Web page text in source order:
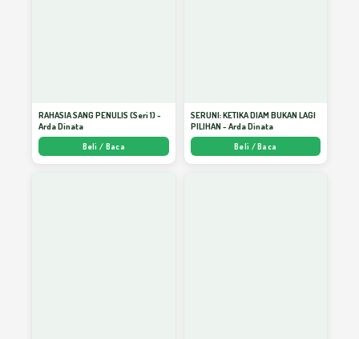
20 Orientasi pada Kualitas
RAHASIA SANG PENULIS (Seri 1) -
Arda Dinata
Beli / Baca
SERUNI: KETIKA DIAM BUKAN LAGI
PILIHAN - Arda Dinata
Beli / Baca